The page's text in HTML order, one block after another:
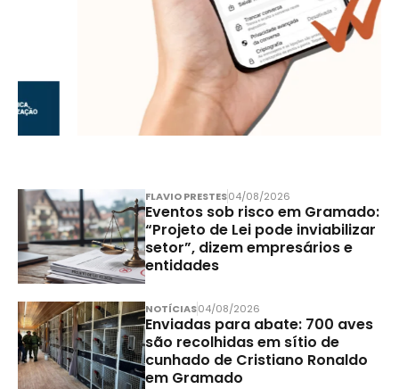
FLAVIO PRESTES04/08/2026
Eventos sob risco em Gramado:
“Projeto de Lei pode inviabilizar
setor”, dizem empresários e
entidades
NOTÍCIAS04/08/2026
Enviadas para abate: 700 aves
são recolhidas em sítio de
cunhado de Cristiano Ronaldo
em Gramado